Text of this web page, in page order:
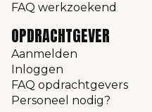
FAQ werkzoekend
OPDRACHTGEVER
Aanmelden
Inloggen
FAQ opdrachtgevers
Personeel nodig?